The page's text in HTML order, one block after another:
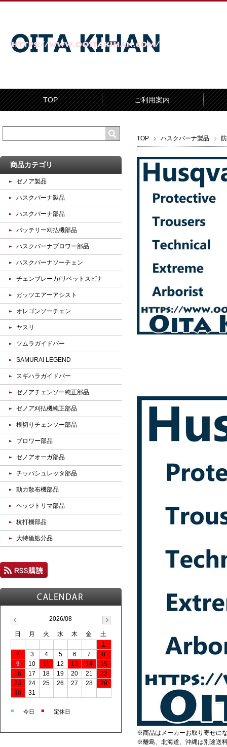
TOP ご利用案内
TOP ハスクバーナ製品
※商品はメーカーお取り寄せに
※離島、北海道、沖縄は別途送
商品カテゴリ
ゼノア製品
ハスクバーナ製品
ハスクバーナ部品
バッテリー刈払機部品
ハスクバーナブロワー部品
ハスクバーナソーチェン
チェンブレーカ/リベットスピナ
ガッツエアーアシスト
オレゴンソーチェン
ヤスリ
ツムラガイドバー
SAMURAI LEGEND
スギハラガイドバー
ゼノアチェンソー純正部品
ゼノア刈払機純正部品
根切りチェンソー部品
ブロワー部品
ゼノアオーガ部品
チッパシュレッタ部品
動力散布機部品
ヘッジトリマ部品
杭打機部品
大特価処分品
2026/08
日 月 火 水 木 金
土
1
2
3 4 5 6 7
8
9
10 11 12 13 14
15
16
17 18 19 20 21
22
23
24 25 26 27 28
29
30
31
■ 今日 ■ 定休日